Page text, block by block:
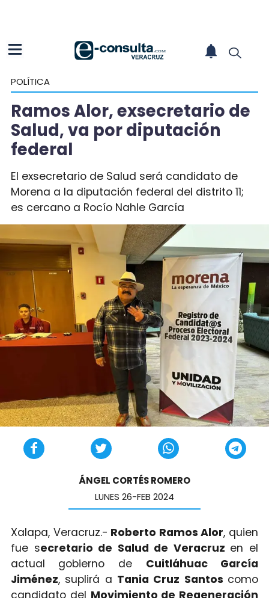
POLÍTICA
Ramos Alor, exsecretario de
Salud, va por diputación
federal
El exsecretario de Salud será candidato de
Morena a la diputación federal del distrito 11;
es cercano a Rocío Nahle García
ÁNGEL CORTÉS ROMERO
LUNES 26-FEB 2024
Xalapa, Veracruz.- Roberto Ramos Alor, quien
fue secretario de Salud de Veracruz en el
actual gobierno de Cuitláhuac García
Jiménez, suplirá a Tania Cruz Santos como
candidato del Movimiento de Regeneración